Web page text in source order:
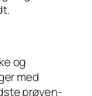
og
med
prøven-